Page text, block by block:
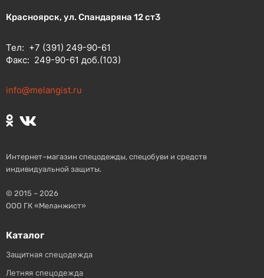
Красноярск, ул. Спандаряна 12 ст3
Тел: +7 (391) 249-90-61
Факс: 249-90-61 доб.(103)
info@melangist.ru
Интернет–магазин спецодежды, спецобуви и средств
индивидуальной защиты.
© 2015 – 2026
ООО ГК «Меланжист»
Каталог
Защитная спецодежда
Летняя спецодежда